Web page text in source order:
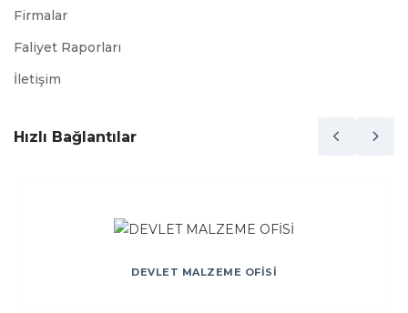
Firmalar
Faliyet Raporları
İletişim
Hızlı Bağlantılar
DEVLET MALZEME OFİSİ